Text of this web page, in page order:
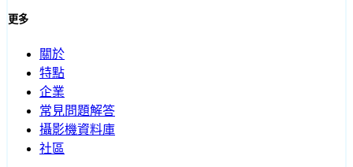
更多
關於
特點
企業
常見問題解答
攝影機資料庫
社區